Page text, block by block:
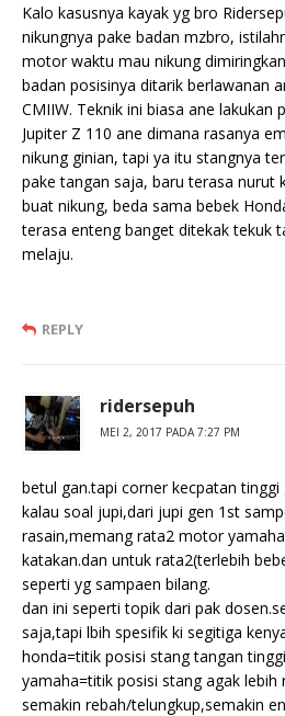
Kalo kasusnya kayak yg bro
nikungnya pake badan mzbro,
motor waktu mau nikung
badan posisinya ditarik berlawanan
CMIIW. Teknik ini biasa ane lakukan
Jupiter Z 110 ane dimana rasanya
nikung ginian, tapi ya itu stangnya
pake tangan saja, baru terasa nurut
buat nikung, beda sama bebek
terasa enteng banget ditekak tekuk
melaju.
REPLY
ridersepuh
MEI 2, 2017 PADA 7:27 PM
betul gan.tapi corner kecpatan tinggi
kalau soal jupi,dari jupi gen 1st
rasain,memang rata2 motor
katakan.dan untuk rata2(terlebih
seperti yg sampaen bilang.
dan ini seperti topik dari pak
saja,tapi lbih spesifik ki segitiga
honda=titik posisi stang tangan
yamaha=titik posisi stang agak lebih
semakin rebah/telungkup,semakin